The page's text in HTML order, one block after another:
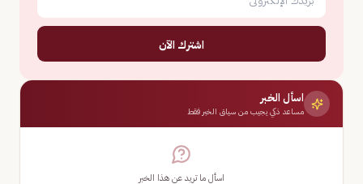
اشترك الآن
اسأل الخبر
مساعد ذكي يجيب من سياق الخبر فقط
اسأل ما تريد عن هذا الخبر